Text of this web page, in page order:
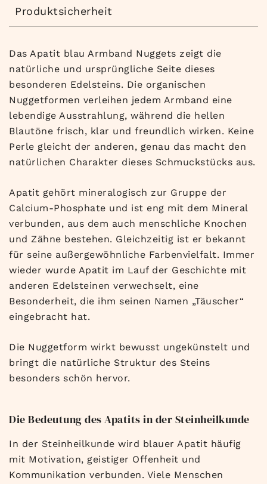
Produktsicherheit
Das Apatit blau Armband Nuggets zeigt die
natürliche und ursprüngliche Seite dieses
besonderen Edelsteins. Die organischen
Nuggetformen verleihen jedem Armband eine
lebendige Ausstrahlung, während die hellen
Blautöne frisch, klar und freundlich wirken. Keine
Perle gleicht der anderen, genau das macht den
natürlichen Charakter dieses Schmuckstücks aus.
Apatit gehört mineralogisch zur Gruppe der
Calcium-Phosphate und ist eng mit dem Mineral
verbunden, aus dem auch menschliche Knochen
und Zähne bestehen. Gleichzeitig ist er bekannt
für seine außergewöhnliche Farbenvielfalt. Immer
wieder wurde Apatit im Lauf der Geschichte mit
anderen Edelsteinen verwechselt, eine
Besonderheit, die ihm seinen Namen „Täuscher“
eingebracht hat.
Die Nuggetform wirkt bewusst ungekünstelt und
bringt die natürliche Struktur des Steins
besonders schön hervor.
Die Bedeutung des Apatits in der Steinheilkunde
In der Steinheilkunde wird blauer Apatit häufig
mit Motivation, geistiger Offenheit und
Kommunikation verbunden. Viele Menschen